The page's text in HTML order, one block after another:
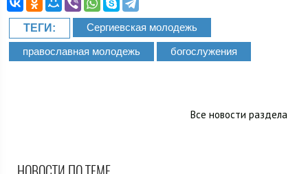
ТЕГИ: Сергиевская молодежь
православная молодежь богослужения
Все новости раздела